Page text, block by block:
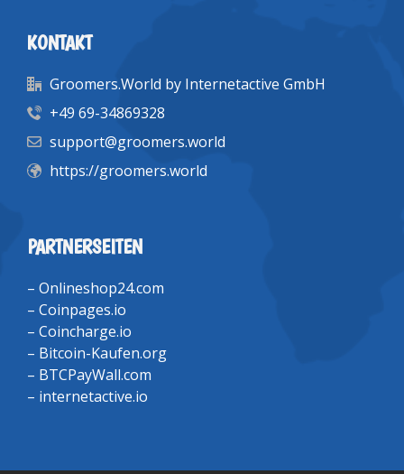
KONTAKT
Groomers.World by Internetactive GmbH
+49 69-34869328
support@groomers.world
https://groomers.world
PARTNERSEITEN
– Onlineshop24.com
– Coinpages.io
– Coincharge.io
– Bitcoin-Kaufen.org
– BTCPayWall.com
– internetactive.io